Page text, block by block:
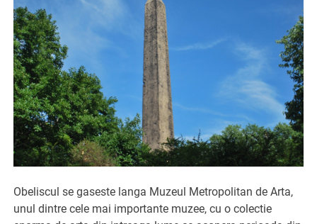
Obeliscul se gaseste langa Muzeul Metropolitan de Arta,
unul dintre cele mai importante muzee, cu o colectie